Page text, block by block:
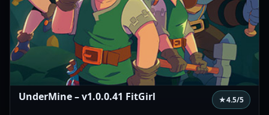
UnderMine – v1.0.0.41 FitGirl ★4.5/5